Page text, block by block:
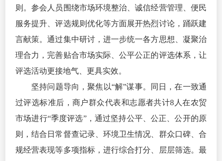
则。参会人员围绕市场环境整治、诚信经营管理、便民
服务提升、评选规则优化等方面展开热烈讨论，踊跃建
言献策。通过集中研讨，进一步统一各方思想、凝聚治
理合力，完善贴合市场实际、公平公正的评选体系，让
评选活动更接地气、更具实效。
坚持问题导向，聚焦以“解”谋事。同日，在一致通
过评选标准后，商户群众代表和志愿者共计8人在农贸
市场进行“季度评选”，通过坚持公平、公正、公开的原
则，结合日常督查记录、环境卫生情况、群众口碑、合
规经营表现等多项指标，进行综合打分、层层筛选。最